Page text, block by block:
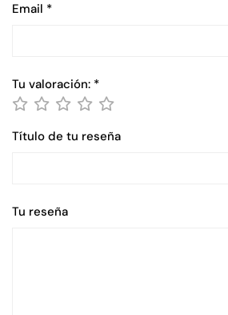
Email *
Tu valoración: *
Título de tu reseña
Tu reseña